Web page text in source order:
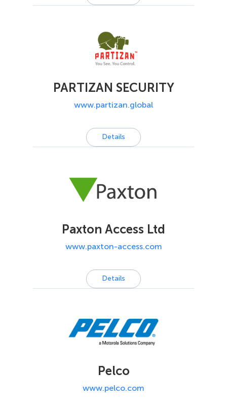
PARTIZAN SECURITY
www.partizan.global
Details
Paxton Access Ltd
www.paxton-access.com
Details
Pelco
www.pelco.com